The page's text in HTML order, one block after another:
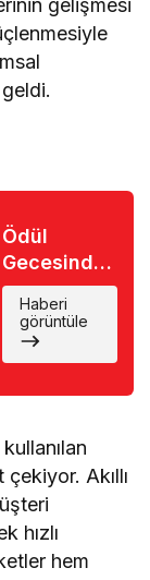
gelişmesi
Ödül
Gecesinde
Büyük Şok:
Favori İsim
Eli Boş
Döndü
Haberi
görüntüle
Akıllı
hızlı
hem